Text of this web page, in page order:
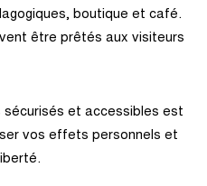
boutique et café.
être prêtés aux visiteurs
et accessibles est
vos effets personnels et